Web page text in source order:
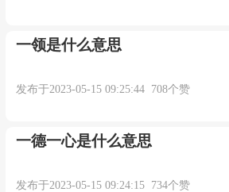
一领是什么意思
发布于2023-05-15 09:25:44 708个赞
一德一心是什么意思
发布于2023-05-15 09:24:15 734个赞